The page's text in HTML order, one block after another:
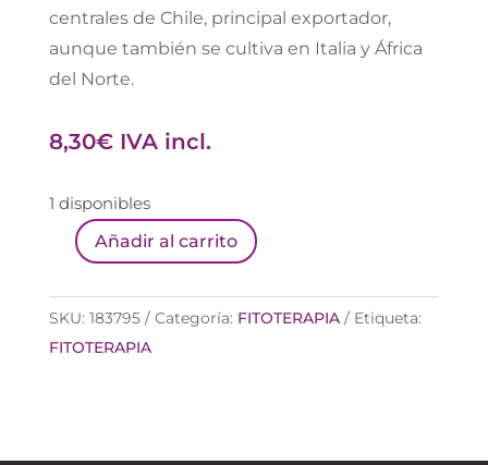
centrales de Chile, principal exportador,
aunque también se cultiva en Italia y África
del Norte.
8,30€ IVA incl.
1 disponibles
ARKOCAPSULAS
48
CAPSULAS
Añadir al carrito
SKU: 183795 Categoría: FITOTERAPIA
Etiqueta:
FITOTERAPIA